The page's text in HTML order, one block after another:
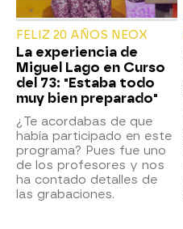
FELIZ 20 AÑOS NEOX
La experiencia de
Miguel Lago en Curso
del 73: "Estaba todo
muy bien preparado"
¿Te acordabas de que
había participado en este
programa? Pues fue uno
de los profesores y nos
ha contado detalles de
las grabaciones.